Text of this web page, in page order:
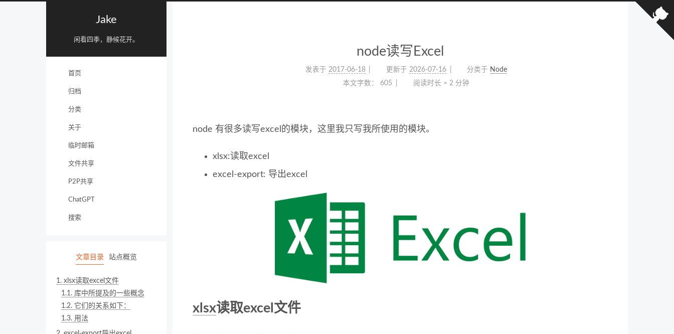
Jake
闲看四季，静候花开。
首页
归档
分类
关于
临时邮箱
文件共享
P2P共享
ChatGPT
搜索
文章目录 站点概览
1. xlsx读取excel文件
1.1. 库中所提及的一些概念
1.2. 它们的关系如下：
1.3. 用法
node读写Excel
发表于 2017-06-18 更新于 2026-07-16 分类于 Node
本文字数：
605 阅读时长 ≈ 2 分钟
node 有很多读写excel的模块，这里我只写我所使用的模块。
xlsx:读取excel
excel-export: 导出excel
xlsx读取excel文件